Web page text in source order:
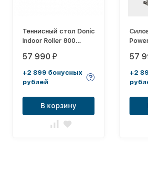
Теннисный стол Donic
Indoor Roller 800
57 990 ₽
+2 899 бонусных
рублей
В корзину
57
+2